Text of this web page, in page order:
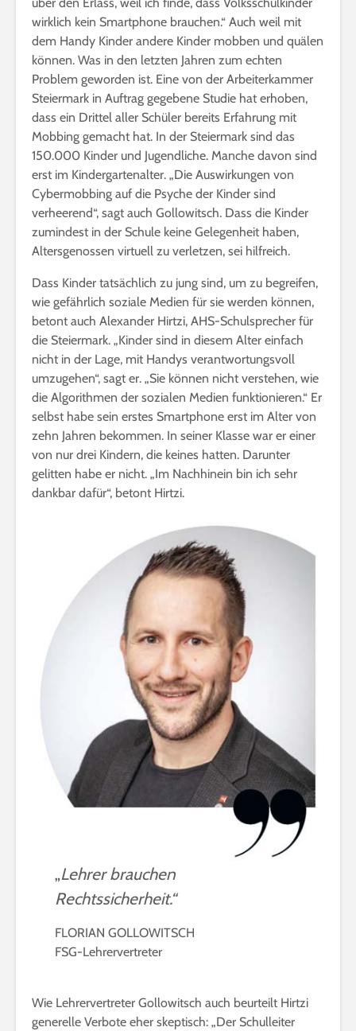
wirklich kein Smartphone brauchen.“ Auch weil mit
dem Handy Kinder andere Kinder mobben und quälen
können. Was in den letzten Jahren zum echten
Problem geworden ist. Eine von der Arbeiterkammer
Steiermark in Auftrag gegebene Studie hat erhoben,
dass ein Drittel aller Schüler bereits Erfahrung mit
Mobbing gemacht hat. In der Steiermark sind das
150.000 Kinder und Jugendliche. Manche davon sind
erst im Kindergartenalter. „Die Auswirkungen von
Cybermobbing auf die Psyche der Kinder sind
verheerend“, sagt auch Gollowitsch. Dass die Kinder
zumindest in der Schule keine Gelegenheit haben,
Altersgenossen virtuell zu verletzen, sei hilfreich.
Dass Kinder tatsächlich zu jung sind, um zu begreifen,
wie gefährlich soziale Medien für sie werden können,
betont auch Alexander Hirtzi, AHS-Schulsprecher für
die Steiermark. „Kinder sind in diesem Alter einfach
nicht in der Lage, mit Handys verantwortungsvoll
umzugehen“, sagt er. „Sie können nicht verstehen, wie
die Algorithmen der sozialen Medien funktionieren.“ Er
selbst habe sein erstes Smartphone erst im Alter von
zehn Jahren bekommen. In seiner Klasse war er einer
von nur drei Kindern, die keines hatten. Darunter
gelitten habe er nicht. „Im Nachhinein bin ich sehr
dankbar dafür“, betont Hirtzi.
„Lehrer brauchen
Rechtssicherheit.“
FLORIAN GOLLOWITSCH
FSG-Lehrervertreter
Wie Lehrervertreter Gollowitsch auch beurteilt Hirtzi
generelle Verbote eher skeptisch: „Der Schulleiter